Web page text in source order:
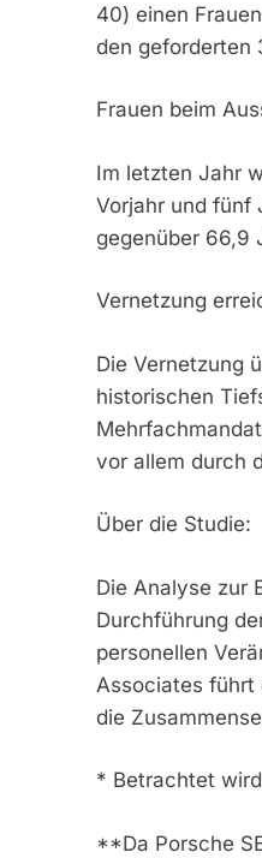
40) einen
den geforderten
Frauen beim
Im letzten Jahr
Vorjahr und fünf
gegenüber 66,9
Vernetzung
Die Vernetzung
historischen
vor allem durch
Über die Studie:
Die Analyse zur
Durchführung
personellen
Associates führt
die
* Betrachtet
**Da Porsche